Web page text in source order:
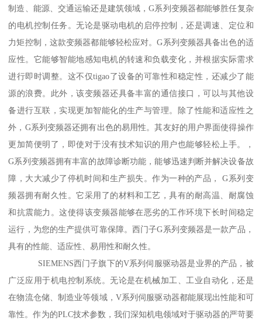
制造、能源、交通运输还是建筑领域，G系列变频器都能够胜任复杂
的电机控制任务。无论是驱动电机的启停控制，还是调速、定位和
力矩控制，这款变频器都能够轻松应对。G系列变频器具备出色的适
应性。它能够智能地感知电机的转速和负载变化，并根据实际需求
进行即时调整。这不仅tigao了设备的可靠性和稳定性，还减少了能
源的浪费。此外，该变频器还具备丰富的通信接口，可以与其他设
备进行互联，实现更加智能化的生产与管理。除了性能和适应性之
外，G系列变频器还拥有出色的易用性。其友好的用户界面使得操作
更加简便明了，即使对于没有技术知识的用户也能够轻松上手。，
G系列变频器拥有丰富的故障诊断功能，能够迅速判断并解决设备故
障，大大减少了停机时间和生产损失。作为一种的产品， G系列变
频器拥有耐久性。它采用了的材料和工艺，具有的耐高温、耐腐蚀
和抗震能力。这使得该变频器能够在恶劣的工作环境下长时间稳定
运行，为您的生产提供可靠保障。西门子G系列变频器是一款产品，
具有的性能、适应性、易用性和耐久性。
SIEMENS西门子旗下的V系列伺服驱动器是业界的产品，被
广泛应用于机电控制系统。无论是在机械加工、工业自动化，还是
在物流仓储、制造业等领域，V系列伺服驱动器都能展现出性能和可
靠性。作为的PLC技术参数，我们深知机电领域对于驱动器的严苛要